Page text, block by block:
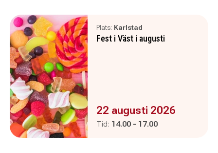
Plats: Karlstad
Fest i Väst i augusti
Evenemanget är :
22 augusti 2026
Tid: Pågår mellan
14.00 - och
17.00